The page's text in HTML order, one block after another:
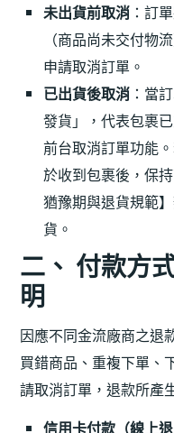
未出貨前取消：訂
（商品尚未交付物
申請取消訂單。
已出貨後取消：當
發貨」，代表包裹
前台取消訂單功能
於收到包裹後，保
猶豫期與退貨規範
貨。
二、 付款方
明
因應不同金流廠商之退
買錯商品、重複下單、
請取消訂單，退款所產
信用卡付款（線上退